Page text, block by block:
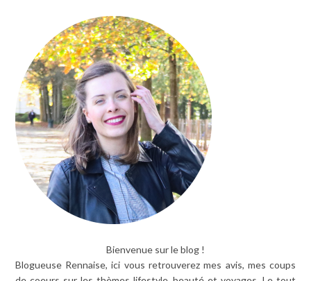
Bienvenue sur le blog !
Blogueuse Rennaise, ici vous retrouverez mes avis, mes coups